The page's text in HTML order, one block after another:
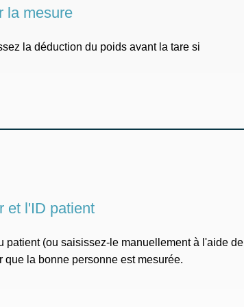
la mesure
la déduction du poids avant la tare si
et l'ID patient
patient (ou saisissez-le manuellement à l'aide de
que la bonne personne est mesurée.